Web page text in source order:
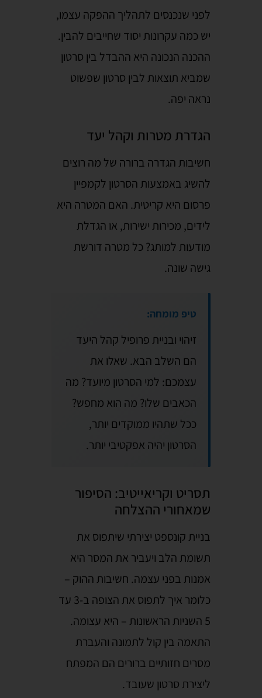
לפני שנכנסים לתהליך ההפקה עצמו,
יש כמה עקרונות יסוד שחייבים להבין.
ההכנה הנכונה היא ההבדל בין סרטון
שמביא תוצאות לבין סרטון שפשוט
נראה יפה.
הגדרת מטרות וקהל יעד
חשיבות הגדרה ברורה של מה רוצים
להשיג באמצעות הסרטון לקמפיין
פרסום היא קריטית. האם המטרה היא
לידים, מכירות ישירות, או הגדלת
מודעות למותג? כל מטרה דורשת
גישה שונה.
טיפ מומחה:
זיהוי ובניית פרופיל קהל היעד
הם השלב הבא. שאלו את
עצמכם: למי הסרטון מיועד? מה
הכאבים שלו? מה הוא מחפש?
ככל שתהיו ממוקדים יותר,
הסרטון יהיה אפקטיבי יותר.
תסריט וקריאייטיב: הסיפור
שמאחורי ההצלחה
בניית קונספט יצירתי שיתפוס את
תשומת הלב ויעביר את המסר היא
אמנות בפני עצמה. חשיבות ההוק –
כלומר איך לתפוס את הצופה ב-3 עד
5 השניות הראשונות – היא עצומה.
התאמה בין קול לתמונה והעברת
מסרים חזותיים ברורים הם המפתח
ליצירת סרטון שעובד.